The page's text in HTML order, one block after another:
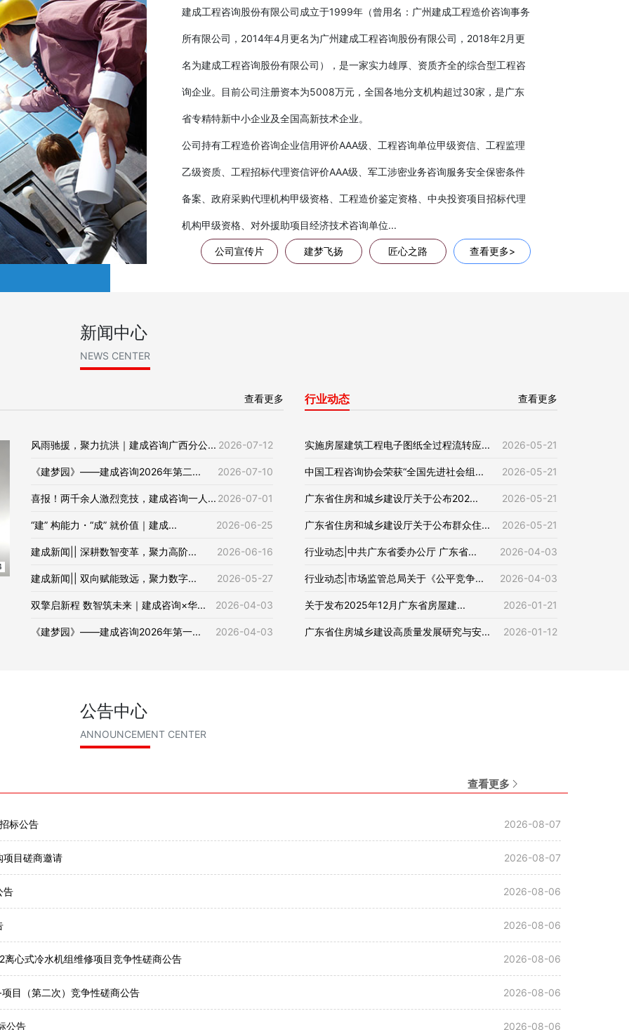
建成工程咨询股份有限公司成立于1999年（曾用名：广州建成工程造价咨询事务
所有限公司，2014年4月更名为广州建成工程咨询股份有限公司，2018年2月更
名为建成工程咨询股份有限公司），是一家实力雄厚、资质齐全的综合型工程咨
询企业。目前公司注册资本为5008万元，全国各地分支机构超过30家，是广东
省专精特新中小企业及全国高新技术企业。
公司持有工程造价咨询企业信用评价AAA级、工程咨询单位甲级资信、工程监理
乙级资质、工程招标代理资信评价AAA级、军工涉密业务咨询服务安全保密条件
备案、政府采购代理机构甲级资格、工程造价鉴定资格、中央投资项目招标代理
机构甲级资格、对外援助项目经济技术咨询单位...
查看更多>
匠心之路
建梦飞扬
公司宣传片
新闻中心
NEWS CENTER
查看更多
风雨驰援，聚力抗洪｜建成咨询广西分公... 2026-07-12
《建梦园》——建成咨询2026年第二... 2026-07-10
喜报！两千余人激烈竞技，建成咨询一人... 2026-07-01
“建” 构能力・“成” 就价值｜建成... 2026-06-25
建成新闻|| 深耕数智变革，聚力高阶... 2026-06-16
建成新闻|| 双向赋能致远，聚力数字... 2026-05-27
双擎启新程 数智筑未来｜建成咨询×华... 2026-04-03
《建梦园》——建成咨询2026年第一... 2026-04-03
行业动态 查看更多
实施房屋建筑工程电子图纸全过程流转应... 2026-05-21
中国工程咨询协会荣获“全国先进社会组... 2026-05-21
广东省住房和城乡建设厅关于公布202... 2026-05-21
广东省住房和城乡建设厅关于公布群众住... 2026-05-21
行业动态|中共广东省委办公厅 广东省... 2026-04-03
行业动态|市场监管总局关于《公平竞争... 2026-04-03
关于发布2025年12月广东省房屋建... 2026-01-21
广东省住房城乡建设高质量发展研究与安... 2026-01-12
公告中心